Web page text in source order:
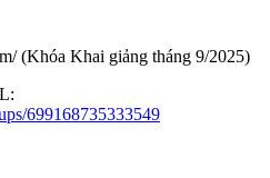
(Khóa Khai giảng tháng 9/2025)
699168735333549